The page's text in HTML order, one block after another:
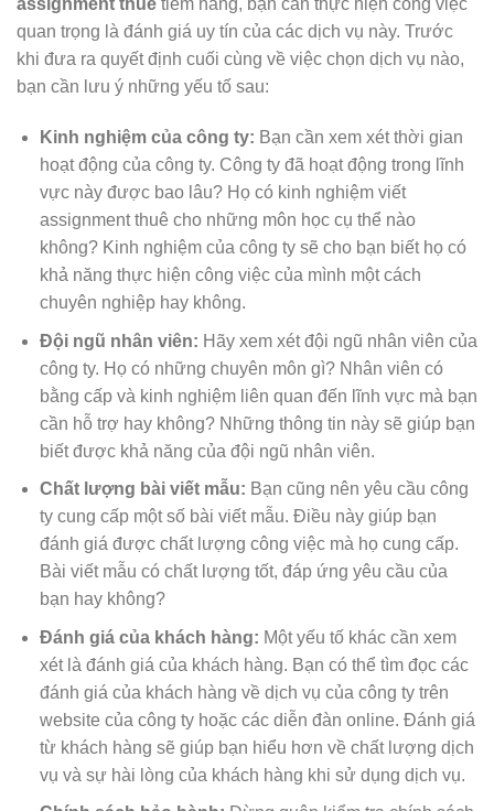
assignment thuê tiềm năng, bạn cần thực hiện công việc
quan trọng là đánh giá uy tín của các dịch vụ này. Trước
khi đưa ra quyết định cuối cùng về việc chọn dịch vụ nào,
bạn cần lưu ý những yếu tố sau:
Kinh nghiệm của công ty: Bạn cần xem xét thời gian
hoạt động của công ty. Công ty đã hoạt động trong lĩnh
vực này được bao lâu? Họ có kinh nghiệm viết
assignment thuê cho những môn học cụ thể nào
không? Kinh nghiệm của công ty sẽ cho bạn biết họ có
khả năng thực hiện công việc của mình một cách
chuyên nghiệp hay không.
Đội ngũ nhân viên: Hãy xem xét đội ngũ nhân viên của
công ty. Họ có những chuyên môn gì? Nhân viên có
bằng cấp và kinh nghiệm liên quan đến lĩnh vực mà bạn
cần hỗ trợ hay không? Những thông tin này sẽ giúp bạn
biết được khả năng của đội ngũ nhân viên.
Chất lượng bài viết mẫu: Bạn cũng nên yêu cầu công
ty cung cấp một số bài viết mẫu. Điều này giúp bạn
đánh giá được chất lượng công việc mà họ cung cấp.
Bài viết mẫu có chất lượng tốt, đáp ứng yêu cầu của
bạn hay không?
Đánh giá của khách hàng: Một yếu tố khác cần xem
xét là đánh giá của khách hàng. Bạn có thể tìm đọc các
đánh giá của khách hàng về dịch vụ của công ty trên
website của công ty hoặc các diễn đàn online. Đánh giá
từ khách hàng sẽ giúp bạn hiểu hơn về chất lượng dịch
vụ và sự hài lòng của khách hàng khi sử dụng dịch vụ.